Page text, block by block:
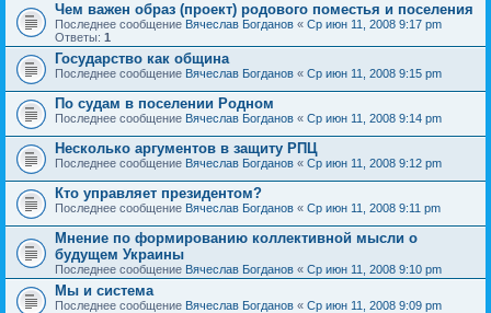
Чем важен образ (проект) родового поместья и поселения
Последнее сообщение Вячеслав Богданов « Ср июн 11, 2008 9:17 pm
Ответы: 1
Государство как община
Последнее сообщение Вячеслав Богданов « Ср июн 11, 2008 9:15 pm
По судам в поселении Родном
Последнее сообщение Вячеслав Богданов « Ср июн 11, 2008 9:14 pm
Несколько аргументов в защиту РПЦ
Последнее сообщение Вячеслав Богданов « Ср июн 11, 2008 9:12 pm
Кто управляет президентом?
Последнее сообщение Вячеслав Богданов « Ср июн 11, 2008 9:11 pm
Мнение по формированию коллективной мысли о
будущем Украины
Последнее сообщение Вячеслав Богданов « Ср июн 11, 2008 9:10 pm
Мы и система
Последнее сообщение Вячеслав Богданов « Ср июн 11, 2008 9:09 pm